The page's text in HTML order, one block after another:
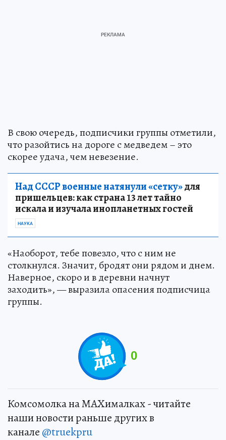
В свою очередь, подписчики группы отметили,
что разойтись на дороге с медведем – это
скорее удача, чем невезение.
Над СССР военные натянули «сетку»для
пришельцев: как страна 13 лет тайно
искала и изучала инопланетных гостей
НАУКА
«Наоборот, тебе повезло, что с ним не
столкнулся. Значит, бродят они рядом и днем.
Наверное, скоро и в деревни начнут
заходить», — выразила опасения подписчица
группы.
0
Комсомолка на MAXималках - читайте
наши новости раньше других в
канале @truekpru